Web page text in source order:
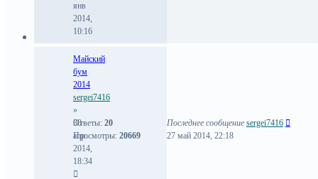
янв
2014,
10:16
Майский
бум
2014
sergei7416
»
30
апр
2014,
18:34
Ответы: 20
Просмотры: 20669
Последнее сообщение sergei7416
27 май 2014, 22:18